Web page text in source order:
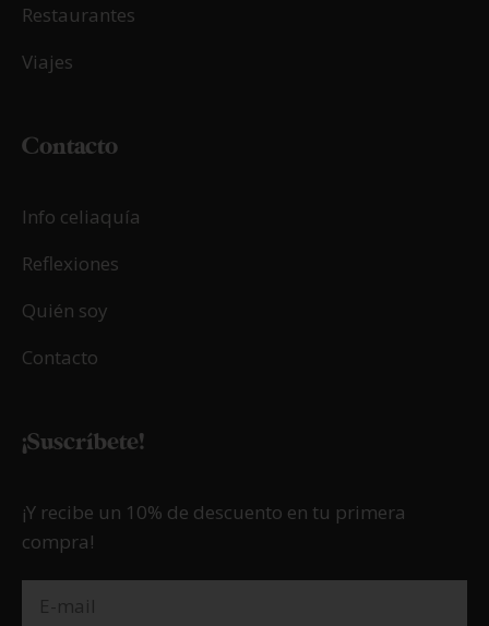
Restaurantes
Viajes
Contacto
Info celiaquía
Reflexiones
Quién soy
Contacto
¡Suscríbete!
¡Y recibe un 10% de descuento en tu primera
compra!